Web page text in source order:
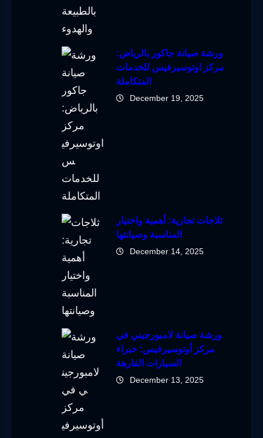
ورشة صيانة جاكور بالرياض:
مركز اوتوسيرفيس للخدمات
المتكاملة
December 19, 2025
ثلاجات تجارية: أهمية واختيار
المناسبة وصيانتها
December 14, 2025
ورشة صيانة لامبورجيني في
مركز أوتوسيرفيس: خبراء
السيارات الفارهة
December 13, 2025